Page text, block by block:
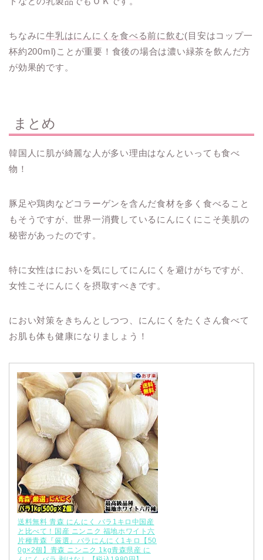
ちなみに牛乳はにんにくを食べる前に飲む(目安はコップ一
杯約200ml)ことが重要！食後の場合は濃い緑茶を飲んだ方
が効果的です。
まとめ
韓国人に肌が綺麗な人が多い理由はなんといっても食べ
物！
豚足や鶏肉などコラーゲンを含んだ食材を多く食べること
もそうですが、世界一消費しているにんにくにこそ美肌の
秘密があったのです。
特に女性はにおいを気にしてにんにくを避けがちですが、
女性こそにんにくを摂取すべきです。
におい対策をきちんとしつつ、にんにくをたくさん食べて
お肌も体も健康になりましょう！
送料無料 青森 にんにく バラ1キロ中国産
と比べて！国産 ニンニク 福地ホワイト六
片種青森『厳選』バラにんにく1キロ【50
0g×2個】青森 ニンニク 1kg青森県産 に